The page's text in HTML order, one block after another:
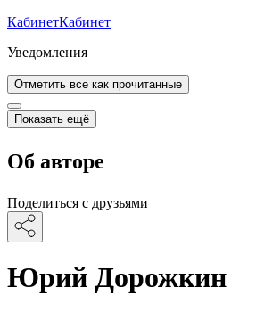
КабинетКабинет
Уведомления
Отметить все как прочитанные
Показать ещё
Об авторе
Поделиться с друзьями
Юрий Дорожкин